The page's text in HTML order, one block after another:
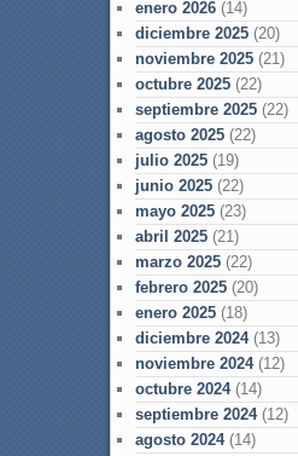
enero 2026(14)
diciembre 2025(20)
noviembre 2025(21)
octubre 2025(22)
septiembre 2025(22)
agosto 2025(22)
julio 2025(19)
junio 2025(22)
mayo 2025(23)
abril 2025(21)
marzo 2025(22)
febrero 2025(20)
enero 2025(18)
diciembre 2024(13)
noviembre 2024(12)
octubre 2024(14)
septiembre 2024(12)
agosto 2024(14)